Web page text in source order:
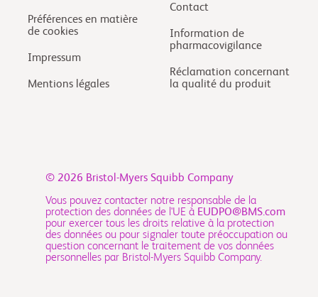
Préférences en matière
de cookies
Impressum
Mentions légales
Contact
Information de
pharmacovigilance
Réclamation concernant
la qualité du produit
© 2026 Bristol-Myers Squibb Company
Vous pouvez contacter notre responsable de la
protection des données de l'UE à EUDPO@BMS.com
pour exercer tous les droits relative à la protection
des données ou pour signaler toute préoccupation ou
question concernant le traitement de vos données
personnelles par Bristol-Myers Squibb Company.